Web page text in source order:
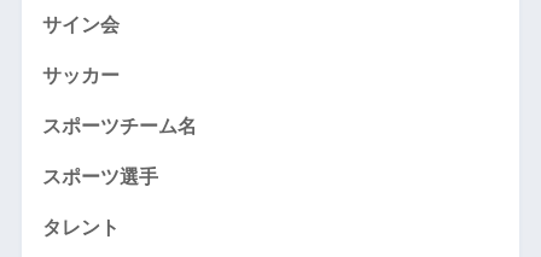
サイン会
サッカー
スポーツチーム名
スポーツ選手
タレント